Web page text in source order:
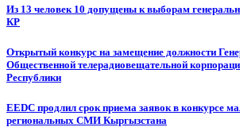
Из 13 человек 10 допущены к выборам
КР
Открытый конкурс на замещение должности
Общественной телерадиовещательной
Республики
EEDC продлил срок приема заявок в конкурсе
региональных СМИ Кыргызстана